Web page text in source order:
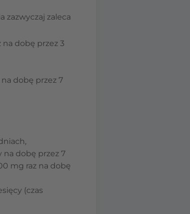
zazwyczaj zaleca
dobę przez 3
dobę przez 7
na dobę przez 7
mg raz na dobę
(czas